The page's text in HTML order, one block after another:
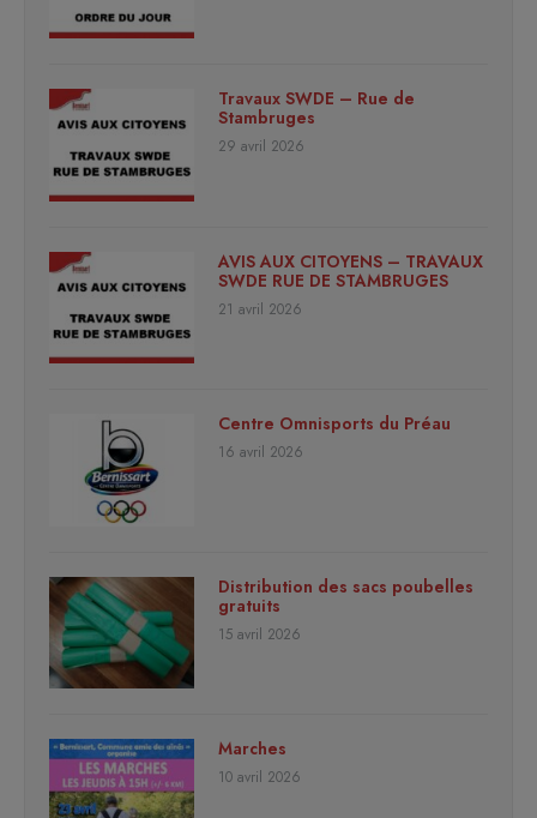
Travaux SWDE – Rue de
Stambruges
29 avril 2026
AVIS AUX CITOYENS – TRAVAUX
SWDE RUE DE STAMBRUGES
21 avril 2026
Centre Omnisports du Préau
16 avril 2026
Distribution des sacs poubelles
gratuits
15 avril 2026
Marches
10 avril 2026